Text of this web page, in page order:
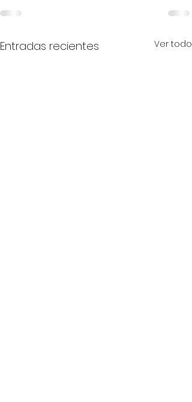
Entradas recientes Ver todo